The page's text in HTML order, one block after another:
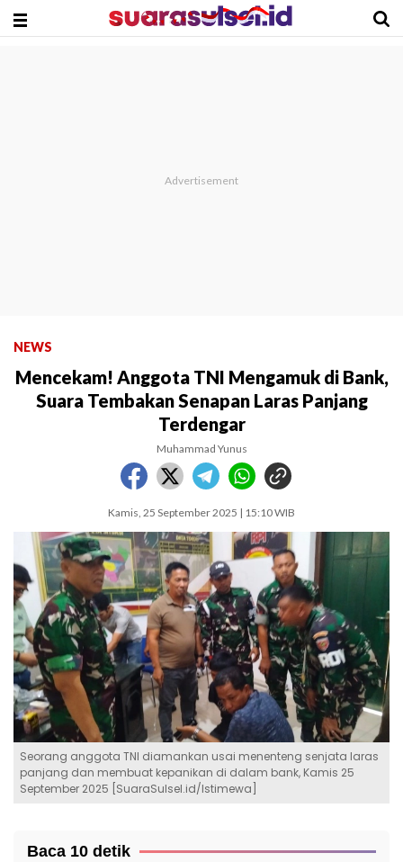
NEWS
Mencekam! Anggota TNI Mengamuk di Bank,
Suara Tembakan Senapan Laras Panjang
Terdengar
Muhammad Yunus
Kamis, 25 September 2025 | 15:10 WIB
Seorang anggota TNI diamankan usai menenteng senjata laras
panjang dan membuat kepanikan di dalam bank, Kamis 25
September 2025 [SuaraSulsel.id/Istimewa]
Baca 10 detik